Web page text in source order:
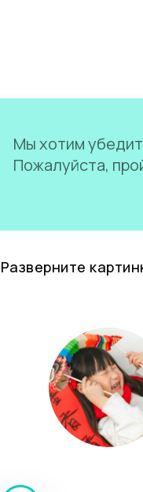
Мы хотим
Пожалуйста,
Разверните